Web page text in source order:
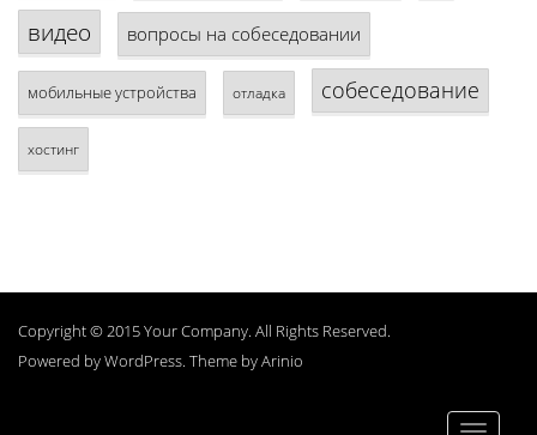
видео вопросы на собеседовании
мобильные устройства отладка собеседование
хостинг
Copyright © 2015 Your Company. All Rights Reserved.
Powered byWordPress. Theme byArinio